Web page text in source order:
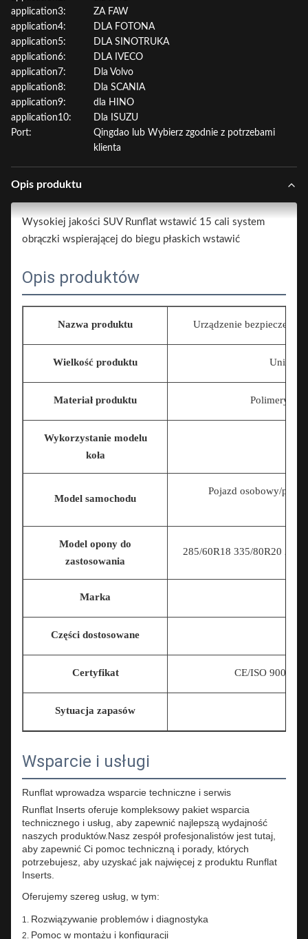
application3:
ZA FAW
application4:
DLA FOTONA
application5:
DLA SINOTRUKA
application6:
DLA IVECO
application7:
Dla Volvo
application8:
Dla SCANIA
application9:
dla HINO
application10:
Dla ISUZU
Port:
Qingdao lub Wybierz zgodnie z potrzebami
klienta
Opis produktu
Wysokiej jakości SUV Runflat wstawić 15 cali system
obrączki wspierającej do biegu płaskich wstawić
Opis produktów
Nazwa produktu Urządzenie
Wielkość produktu
Materiał produktu Polimery
Wykorzystanie modelu
koła
Model samochodu
Pojazd osobowy/
Model opony do
zastosowania
285/60R18 335/80R20 225/
Marka
Części dostosowane
Certyfikat CE/ISO 9001/
Sytuacja zapasów
Wsparcie i usługi
Runflat wprowadza wsparcie techniczne i serwis
Runflat Inserts oferuje kompleksowy pakiet wsparcia
technicznego i usług, aby zapewnić najlepszą wydajność
naszych produktów.Nasz zespół profesjonalistów jest tutaj,
aby zapewnić Ci pomoc techniczną i porady, których
potrzebujesz, aby uzyskać jak najwięcej z produktu Runflat
Inserts.
Oferujemy szereg usług, w tym:
Rozwiązywanie problemów i diagnostyka
Pomoc w montażu i konfiguracji